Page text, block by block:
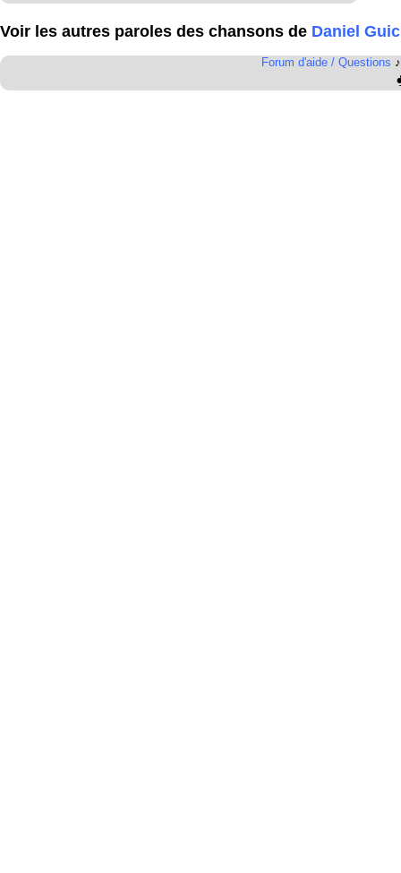
Voir les autres paroles des chansons de Daniel
Forum d'aide / Questions